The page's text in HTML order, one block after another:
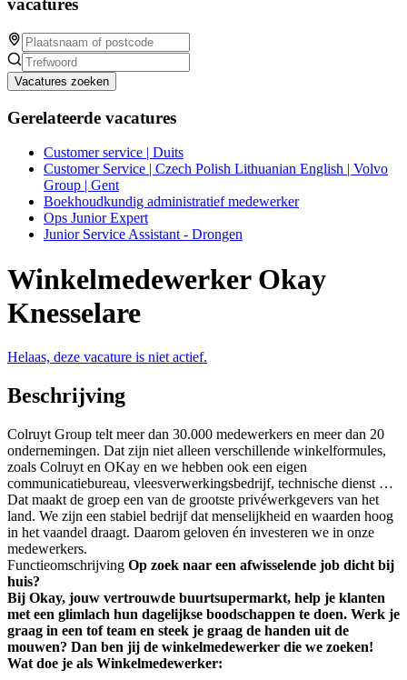
vacatures
Vacatures zoeken
Gerelateerde vacatures
Customer service | Duits
Customer Service | Czech Polish Lithuanian English | Volvo
Group | Gent
Boekhoudkundig administratief medewerker
Ops Junior Expert
Junior Service Assistant - Drongen
Winkelmedewerker Okay
Knesselare
Helaas, deze vacature is niet actief.
Beschrijving
Colruyt Group telt meer dan 30.000 medewerkers en meer dan 20
ondernemingen. Dat zijn niet alleen verschillende winkelformules,
zoals Colruyt en OKay en we hebben ook een eigen
communicatiebureau, vleesverwerkingsbedrijf, technische dienst …
Dat maakt de groep een van de grootste privéwerkgevers van het
land. We zijn een stabiel bedrijf dat menselijkheid en waarden hoog
in het vaandel draagt. Daarom geloven én investeren we in onze
medewerkers.
Functieomschrijving Op zoek naar een afwisselende job dicht bij
huis?
Bij Okay, jouw vertrouwde buurtsupermarkt, help je klanten
met een glimlach hun dagelijkse boodschappen te doen. Werk je
graag in een tof team en steek je graag de handen uit de
mouwen? Dan ben jij de winkelmedewerker die we zoeken!
Wat doe je als Winkelmedewerker: